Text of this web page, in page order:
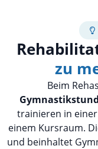
zu
Beim
trainieren in
einem Kursraum.
und beinhaltet